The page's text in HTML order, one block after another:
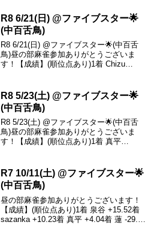
ージュ +6.0...
R8 6/21(日) @ファイブスター🌟
(中百舌鳥)
R8 6/21(日) @ファイブスター🌟(中百舌
鳥)昼の部麻雀参加ありがとうございま
す！【成績】(順位点あり)1着 Chizu
Chi...
R8 5/23(土) @ファイブスター🌟
(中百舌鳥)
R8 5/23(土) @ファイブスター🌟(中百舌
鳥)昼の部麻雀参加ありがとうございま
す！【成績】(順位点あり)1着 真平
んです！おめで...
R7 10/11(土) @ファイブスター🌟
(中百舌鳥)
昼の部麻雀参加ありがとうございます！
【成績】(順位点あり)1着 泉谷 +15.52着
sazanka +10.23着 真平 +4.04着 蓮 -29.7